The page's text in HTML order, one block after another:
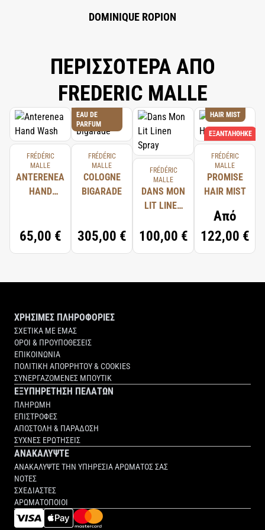
, CAPRYLIC/CAPRIC TRIGLYCERIDE , HORDEUM VULGARE (BARLEY)
CINNAMAL , BENZYL BENZOATE , EUGENOL , LINALOOL ,
TETRAHEXYLDECYL ASCORBATE.
DOMINIQUE ROPION
ΠΕΡΙΣΣΟΤΕΡΑ ΑΠΟ
FREDERIC MALLE
FRÉDÉRIC
MALLE
ANTERENEA
HAND
65,00 €
EAU DE
PARFUM
FRÉDÉRIC
MALLE
COLOGNE
BIGARADE
305,00 €
FRÉDÉRIC
MALLE
DANS MON
LIT LINEN
100,00 €
HAIR MIST
ΕΞΑΝΤΛΉΘΗΚΕ
FRÉDÉRIC
MALLE
PROMISE
HAIR MIST
Από
122,00 €
ΧΡΗΣΙΜΕΣ ΠΛΗΡΟΦΟΡΙΕΣ
ΣΧΕΤΙΚΑ ΜΕ ΕΜΑΣ
ΟΡΟΙ & ΠΡΟΥΠΟΘΕΣΕΙΣ
ΕΠΙΚΟΙΝΩΝΙΑ
ΠΟΛΙΤΙΚΗ ΑΠΟΡΡΗΤΟΥ & COOKIES
ΣΥΝΕΡΓΑΖΟΜΕΝΕΣ ΜΠΟΥΤΙΚ
ΕΞΥΠΗΡΕΤΗΣΗ ΠΕΛΑΤΩΝ
ΠΛΗΡΩΜΗ
ΕΠΙΣΤΡΟΦΕΣ
ΑΠΟΣΤΟΛΗ & ΠΑΡΑΔΟΣΗ
ΣΥΧΝΕΣ ΕΡΩΤΗΣΕΙΣ
ΑΝΑΚΑΛΥΨΤΕ
ΑΝΑΚΑΛΥΨΤΕ ΤΗΝ ΥΠΗΡΕΣΙΑ ΑΡΩΜΑΤΟΣ ΣΑΣ
ΝΟΤΕΣ
ΣΧΕΔΙΑΣΤΕΣ
ΑΡΩΜΑΤΟΠΟΙΟΙ